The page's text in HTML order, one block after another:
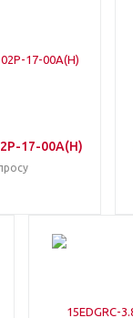
17-00A(H)